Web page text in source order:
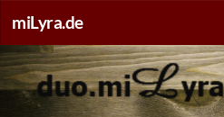
miLyra.de